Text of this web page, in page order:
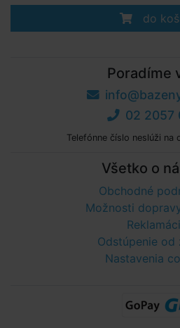
do
Poradíme
02 2057
Telefónne číslo neslúži na
Všetko o
Obchodné
Možnosti
Odstúpenie od
Nastavenia